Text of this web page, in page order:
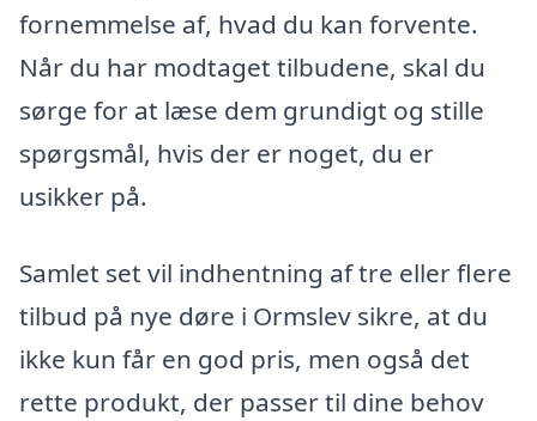
fornemmelse af, hvad du kan forvente.
Når du har modtaget tilbudene, skal du
sørge for at læse dem grundigt og stille
spørgsmål, hvis der er noget, du er
usikker på.
Samlet set vil indhentning af tre eller flere
tilbud på nye døre i Ormslev sikre, at du
ikke kun får en god pris, men også det
rette produkt, der passer til dine behov